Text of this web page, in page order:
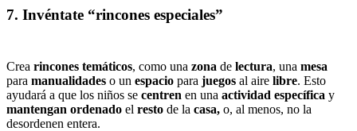
7. Invéntate “rincones especiales”
Crea rincones temáticos, como una zona de lectura, una mesa
para manualidades o un espacio para juegos al aire libre. Esto
ayudará a que los niños se centren en una actividad específica y
mantengan ordenado el resto de la casa, o, al menos, no la
desordenen entera.